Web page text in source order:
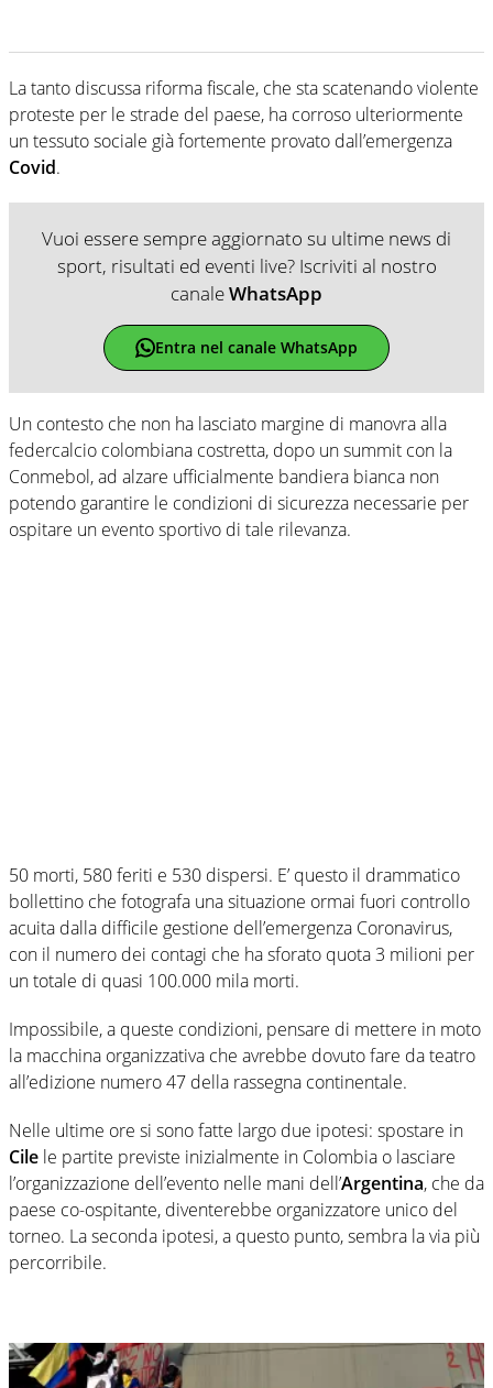
La tanto discussa riforma fiscale, che sta scatenando violente
proteste per le strade del paese, ha corroso ulteriormente
un tessuto sociale già fortemente provato dall’emergenza
Covid.
Vuoi essere sempre aggiornato su ultime news di
sport, risultati ed eventi live? Iscriviti al nostro
canaleWhatsApp
Entra nel canale WhatsApp
Un contesto che non ha lasciato margine di manovra alla
federcalcio colombiana costretta, dopo un summit con la
Conmebol, ad alzare ufficialmente bandiera bianca non
potendo garantire le condizioni di sicurezza necessarie per
ospitare un evento sportivo di tale rilevanza.
50 morti, 580 feriti e 530 dispersi. E’ questo il drammatico
bollettino che fotografa una situazione ormai fuori controllo
acuita dalla difficile gestione dell’emergenza Coronavirus,
con il numero dei contagi che ha sforato quota 3 milioni per
un totale di quasi 100.000 mila morti.
Impossibile, a queste condizioni, pensare di mettere in moto
la macchina organizzativa che avrebbe dovuto fare da teatro
all’edizione numero 47 della rassegna continentale.
Nelle ultime ore si sono fatte largo due ipotesi: spostare in
Cile le partite previste inizialmente in Colombia o lasciare
l’organizzazione dell’evento nelle mani dell’Argentina, che da
paese co-ospitante, diventerebbe organizzatore unico del
torneo. La seconda ipotesi, a questo punto, sembra la via più
percorribile.